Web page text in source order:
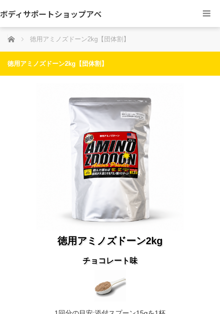
ボディサポートショップアベ
ホーム 徳用アミノズドーン2kg【団体割】
徳用アミノズドーン2kg【団体割】
徳用アミノズドーン2kg
チョコレート味